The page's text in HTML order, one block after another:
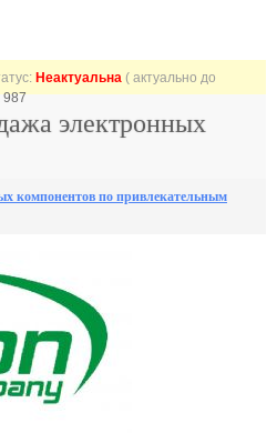
Неактуальна ( актуально до
987
электронных
компонентов по привлекательным